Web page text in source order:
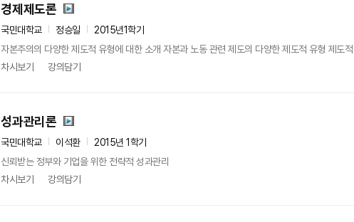
경제제도론
국민대학교 정승일
2015년1학기
자본주의의 다양한 제도적 유형에 대한 소개 자본과 노동 관련 제도의 다양한 제도적 유형 제
차시보기
강의담기
성과관리론
국민대학교 이석환
2015년 1학기
신뢰받는 정부와 기업을 위한 전략적 성과관리
차시보기
강의담기